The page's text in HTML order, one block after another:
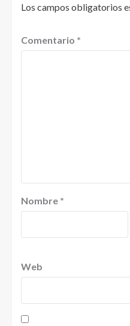
Los campos obligatorios
Comentario *
Nombre *
Web